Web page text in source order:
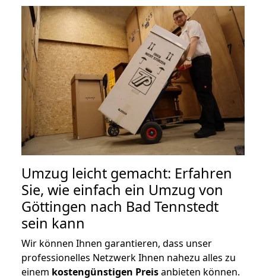
Umzug leicht gemacht: Erfahren
Sie, wie einfach ein Umzug von
Göttingen nach Bad Tennstedt
sein kann
Wir können Ihnen garantieren, dass unser
professionelles Netzwerk Ihnen nahezu alles zu
einem kostengünstigen Preisanbieten können.